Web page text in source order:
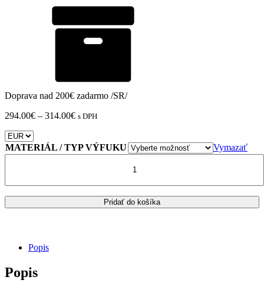
Doprava nad 200€ zadarmo /SR/
294.00€ – 314.00€Price
through
314.00€
s DPH
MATERIÁL / TYP VÝFUKU
Vymazať
CARBON
END
BANDIT
>
Pridať do košíka
Popis
Popis